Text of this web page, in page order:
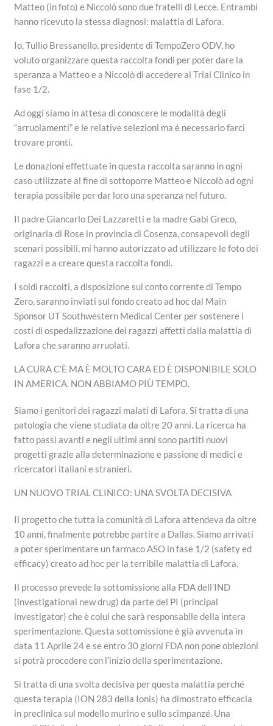
Matteo (in foto) e Niccolò sono due fratelli di Lecce. Entrambi
hanno ricevuto la stessa diagnosi: malattia di Lafora.
Io, Tullio Bressanello, presidente di TempoZero ODV, ho
voluto organizzare questa raccolta fondi per poter dare la
speranza a Matteo e a Niccolò di accedere al Trial Clinico in
fase 1/2.
Ad oggi siamo in attesa di conoscere le modalità degli
“arruolamenti” e le relative selezioni ma è necessario farci
trovare pronti.
Le donazioni effettuate in questa raccolta saranno in ogni
caso utilizzate al fine di sottoporre Matteo e Niccolò ad ogni
terapia possibile per dar loro una speranza nel futuro.
Il padre Giancarlo Dei Lazzaretti e la madre Gabi Greco,
originaria di Rose in provincia di Cosenza, consapevoli degli
scenari possibili, mi hanno autorizzato ad utilizzare le foto dei
ragazzi e a creare questa raccolta fondi.
I soldi raccolti, a disposizione sul conto corrente di Tempo
Zero, saranno inviati sul fondo creato ad hoc dal Main
Sponsor UT Southwestern Medical Center per sostenere i
costi di ospedalizzazione dei ragazzi affetti dalla malattia di
Lafora che saranno arruolati.
LA CURA C’È MA È MOLTO CARA ED È DISPONIBILE SOLO
IN AMERICA. NON ABBIAMO PIÙ TEMPO.
Siamo i genitori dei ragazzi malati di Lafora. Si tratta di una
patologia che viene studiata da oltre 20 anni. La ricerca ha
fatto passi avanti e negli ultimi anni sono partiti nuovi
progetti grazie alla determinazione e passione di medici e
ricercatori italiani e stranieri.
UN NUOVO TRIAL CLINICO: UNA SVOLTA DECISIVA
Il progetto che tutta la comunità di Lafora attendeva da oltre
10 anni, finalmente potrebbe partire a Dallas. Siamo arrivati
a poter sperimentare un farmaco ASO in fase 1/2 (safety ed
efficacy) creato ad hoc per la terribile malattia di Lafora.
Il processo prevede la sottomissione alla FDA dell’IND
(investigational new drug) da parte del PI (principal
investigator) che è colui che sarà responsabile della intera
sperimentazione. Questa sottomissione è già avvenuta in
data 11 Aprile 24 e se entro 30 giorni FDA non pone obiezioni
si potrà procedere con l’inizio della sperimentazione.
Si tratta di una svolta decisiva per questa malattia perché
questa terapia (ION 283 della Ionis) ha dimostrato efficacia
in preclinica sul modello murino e sullo scimpanzé. Una